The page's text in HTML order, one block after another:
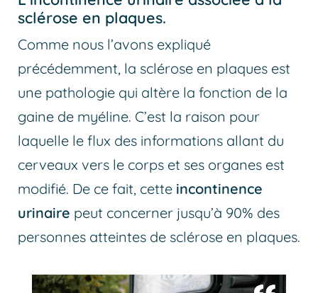
sclérose en plaques.
Comme nous l’avons expliqué
précédemment, la sclérose en plaques est
une pathologie qui altère la fonction de la
gaine de myéline. C’est la raison pour
laquelle le flux des informations allant du
cerveaux vers le corps et ses organes est
modifié. De ce fait, cette incontinence
urinaire peut concerner jusqu’à 90% des
personnes atteintes de sclérose en plaques.